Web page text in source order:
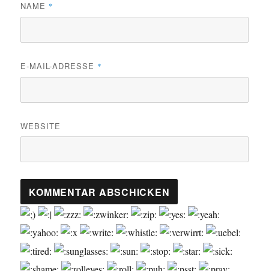
NAME *
E-MAIL-ADRESSE *
WEBSITE